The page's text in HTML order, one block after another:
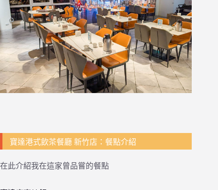
寶達港式飲茶餐廳 新竹店：餐點介紹
在此介紹我在這家曾品嘗的餐點